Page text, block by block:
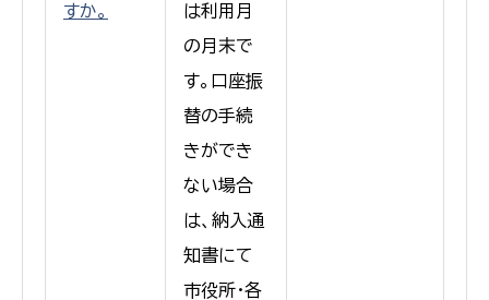
すか。
は利用月
の月末で
す。口座振
替の手続
きができ
ない場合
は、納入通
知書にて
市役所・各